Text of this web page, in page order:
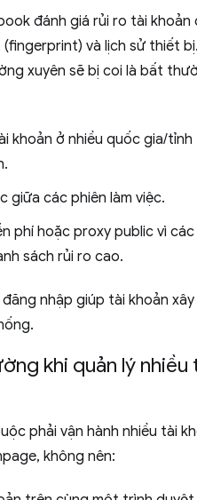
đánh giá rủi ro tài khoản
và lịch sử thiết
xuyên sẽ bị coi là bất
khoản ở nhiều quốc gia/tỉnh
giữa các phiên làm việc.
phí hoặc proxy public vì các
sách rủi ro cao.
nhập giúp tài khoản
khi quản lý nhiều
phải vận hành nhiều tài
không nên: